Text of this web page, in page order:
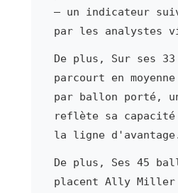
— un indicateur
par les analystes
De plus, Sur ses
parcourt en
par ballon porté,
reflète sa
la ligne
De plus, Ses 45
placent Ally Miller